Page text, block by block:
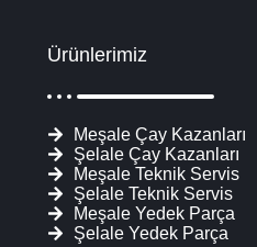
Ürünlerimiz
Meşale Çay Kazanları
Şelale Çay Kazanları
Meşale Teknik Servis
Şelale Teknik Servis
Meşale Yedek Parça
Şelale Yedek Parça